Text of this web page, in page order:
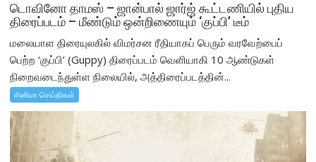
டொவினோ தாமஸ் – ஜான்பால் ஜார்ஜ் கூட்டணியில் புதிய
திரைப்படம் – மீண்டும் ஒன்றிணையும் ‘குப்பி’ டீம்
மலையாள திரையுலகில் விமர்சன ரீதியாகப் பெரும் வரவேற்பைப்
பெற்ற ‘குப்பி’ (Guppy) திரைப்படம் வெளியாகி 10 ஆண்டுகள்
நிறைவடைந்துள்ள நிலையில், அத்திரைப்படத்தின்...
சினிமா செய்திகள்